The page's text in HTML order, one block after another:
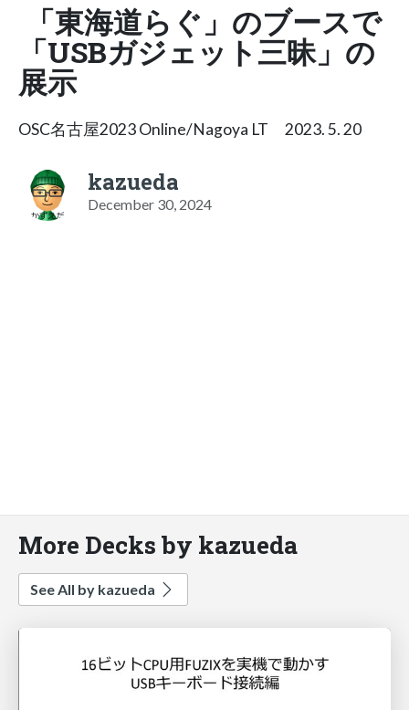
「東海道らぐ」のブースで
「USBガジェット三昧」の
展示
OSC名古屋2023 Online/Nagoya LT 2023. 5. 20
kazueda
December 30, 2024
More Decks by kazueda
See All by kazueda